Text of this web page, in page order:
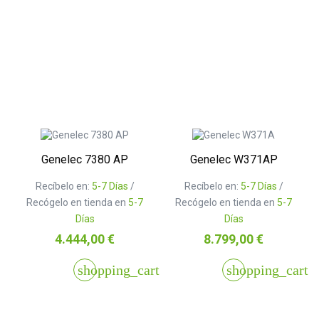
Genelec 7380 AP
Recíbelo en: 5-7 Días /
Recógelo en tienda en 5-7
Días
Precio
4.444,00 €
shopping_cart
Genelec W371AP
Recíbelo en: 5-7 Días /
Recógelo en tienda en 5-7
Días
Precio
8.799,00 €
shopping_cart